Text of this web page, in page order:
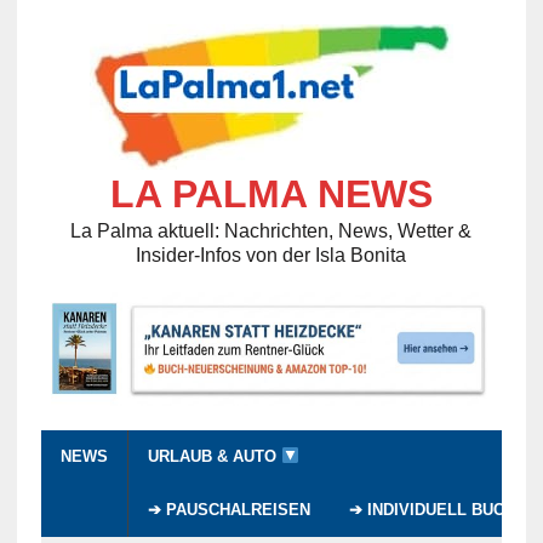
LA PALMA NEWS
La Palma aktuell: Nachrichten, News, Wetter &
Insider-Infos von der Isla Bonita
NEWS URLAUB & AUTO
➔ PAUSCHALREISEN ➔ INDIVIDUELL BUCHEN